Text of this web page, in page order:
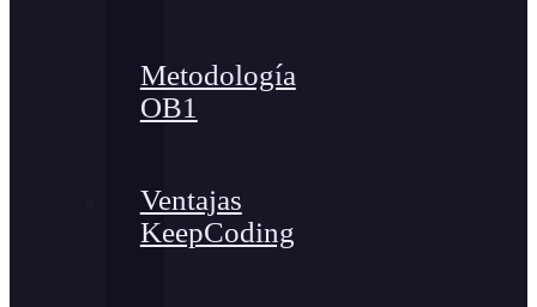
Metodología
OB1
Ventajas
KeepCoding